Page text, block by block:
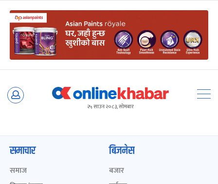
Skip
२५ साउन २०८३, सोमबार
समाचार
समाज
बिजनेस
बजार